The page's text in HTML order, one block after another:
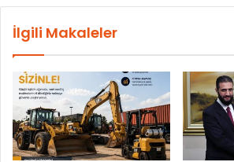
İlgili Makaleler